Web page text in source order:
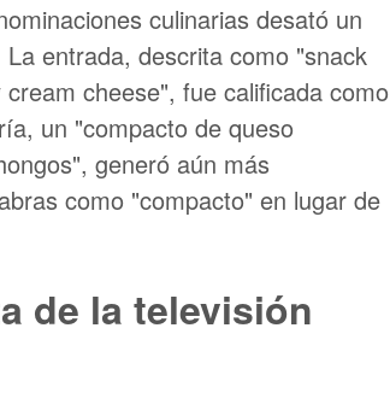
culinarias desató un
entrada, descrita como "snack
cheese", fue calificada como
un "compacto de queso
generó aún más
como "compacto" en lugar de
de la televisión